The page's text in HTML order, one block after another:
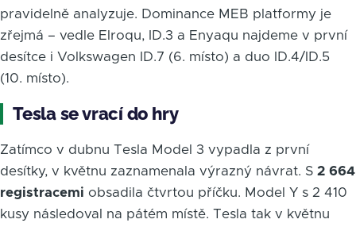
pravidelně analyzuje. Dominance MEB platformy je
zřejmá – vedle Elroqu, ID.3 a Enyaqu najdeme v první
desítce i Volkswagen ID.7 (6. místo) a duo ID.4/ID.5
(10. místo).
Tesla se vrací do hry
Zatímco v dubnu Tesla Model 3 vypadla z první
desítky, v květnu zaznamenala výrazný návrat. S 2 664
registracemi obsadila čtvrtou příčku. Model Y s 2 410
kusy následoval na pátém místě. Tesla tak v květnu